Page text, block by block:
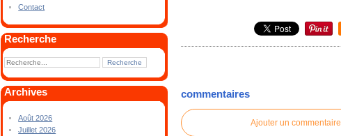
Contact
Recherche
Archives
Août 2026
Juillet 2026
commentaires
Ajouter un commentaire